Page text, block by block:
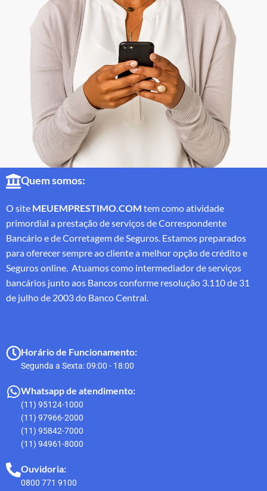
Quem somos:
O site MEUEMPRESTIMO.COM tem como atividade
primordial a prestação de serviços de Correspondente
Bancário e de Corretagem de Seguros. Estamos preparados
para oferecer sempre ao cliente a melhor opção de crédito e
Seguros online. Atuamos como intermediador de serviços
bancários junto aos Bancos conforme resolução 3.110 de 31
de julho de 2003 do Banco Central.
Horário de Funcionamento:
Segunda a Sexta: 09:00 - 18:00
Whatsapp de atendimento:
(11) 95124-1000
(11) 97966-2000
(11) 95842-7000
(11) 94961-8000
Ouvidoria:
0800 771 9100